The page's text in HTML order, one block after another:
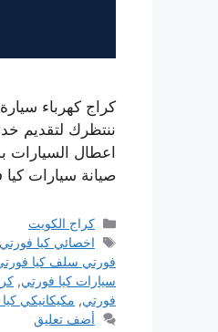
كراج كهرباء
ننتظرك لتقديم
اعطال السيارات
صيانة سيارات
التصنيفات
كراج الكويت
الوسوم
اخصائي كيا فورتي
فورتي سلف كيا
سيارات كيا فورتي,
فورتي, مكيكانيكي
أضف تعليق